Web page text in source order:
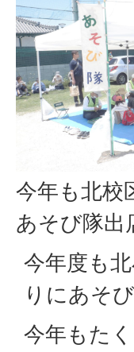
今年も北校
あそび隊出
今年度も
りにあそ
今年もた